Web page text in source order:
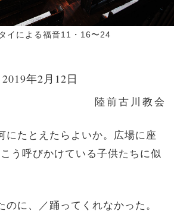
イによる福音11・16〜24
2019年2月12日
陸前古川教会
にたとえたらよいか。広場に座
う呼びかけている子供たちに似
のに、／踊ってくれなかった。